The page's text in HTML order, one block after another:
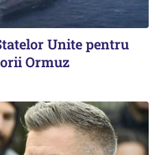
Unite pentru
Ormuz